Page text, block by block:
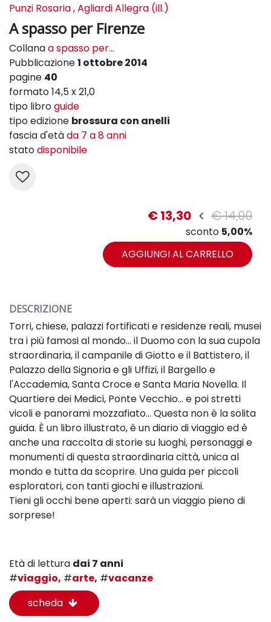
Punzi Rosaria,Agliardi Allegra (ill.)
A spasso per Firenze
Collanaa spasso per...
Pubblicazione1 ottobre 2014
pagine 40
formato 14,5 x 21,0
tipo libroguide
tipo edizione brossura con anelli
fascia d'etàda 7 a 8 anni
statodisponibile
€ 13,30 € 14,00
sconto 5,00%
AGGIUNGI AL CARRELLO
DESCRIZIONE
Torri, chiese, palazzi fortificati e residenze reali, musei
tra i più famosi al mondo... il Duomo con la sua cupola
straordinaria, il campanile di Giotto e il Battistero, il
Palazzo della Signoria e gli Uffizi, il Bargello e
l'Accademia, Santa Croce e Santa Maria Novella. Il
Quartiere dei Medici, Ponte Vecchio... e poi stretti
vicoli e panorami mozzafiato... Questa non è la solita
guida. È un libro illustrato, è un diario di viaggio ed è
anche una raccolta di storie su luoghi, personaggi e
monumenti di questa straordinaria città, unica al
mondo e tutta da scoprire. Una guida per piccoli
esploratori, con tanti giochi e illustrazioni.
Tieni gli occhi bene aperti: sarà un viaggio pieno di
sorprese!
Età di lettura dai 7 anni
#viaggio, #arte, #vacanze
scheda